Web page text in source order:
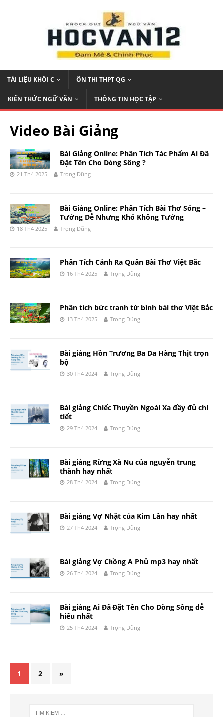
TÀI LIỆU KHỐI C ÔN THI THPT QG
KIẾN THỨC NGỮ VĂN THÔNG TIN HỌC TẬP
Video Bài Giảng
Bài Giảng Online: Phân Tích Tác Phẩm Ai Đã
Đặt Tên Cho Dòng Sông ?
21 Th4 2025 Trọng Dũng
Bài Giảng Online: Phân Tích Bài Thơ Sóng –
Tưởng Dễ Nhưng Khó Không Tưởng
18 Th4 2025 Trọng Dũng
Phân Tích Cảnh Ra Quân Bài Thơ Việt Bắc
16 Th4 2025 Trọng Dũng
Phân tích bức tranh tứ bình bài thơ Việt Bắc
13 Th4 2025 Trọng Dũng
Bài giảng Hồn Trương Ba Da Hàng Thịt trọn
bộ
30 Th4 2024 Trọng Dũng
Bài giảng Chiếc Thuyền Ngoài Xa đầy đủ chi
tiết
29 Th4 2024 Trọng Dũng
Bài giảng Rừng Xà Nu của nguyễn trung
thành hay nhất
28 Th4 2024 Trọng Dũng
Bài giảng Vợ Nhặt của Kim Lân hay nhất
27 Th4 2024 Trọng Dũng
Bài giảng Vợ Chồng A Phủ mp3 hay nhất
26 Th4 2024 Trọng Dũng
Bài giảng Ai Đã Đặt Tên Cho Dòng Sông dễ
hiểu nhất
25 Th4 2024 Trọng Dũng
1 2 »